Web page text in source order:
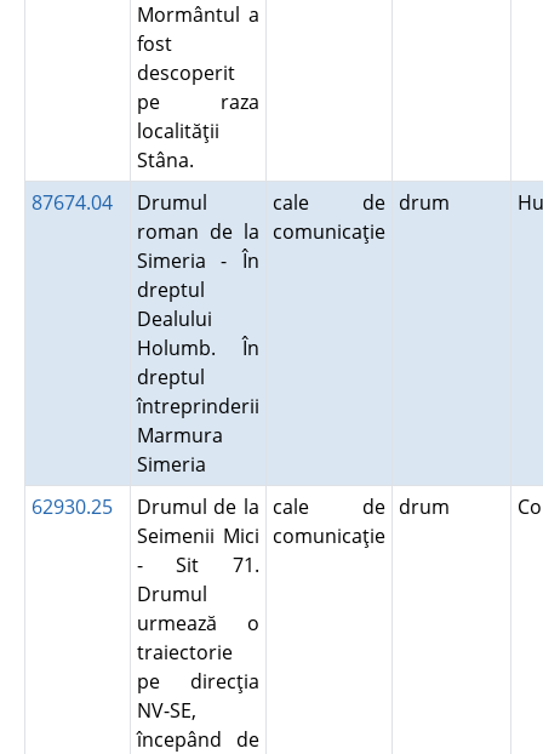
Mormântul a
fost
descoperit
pe raza
localităţii
Stâna.
87674.04
Drumul
roman de la
Simeria - În
dreptul
Dealului
Holumb. În
dreptul
întreprinderii
Marmura
Simeria
cale de
comunicaţie
drum
62930.25
Drumul de la
Seimenii Mici
- Sit 71.
Drumul
urmează o
traiectorie
pe direcţia
NV-SE,
începând de
cale de
comunicaţie
drum